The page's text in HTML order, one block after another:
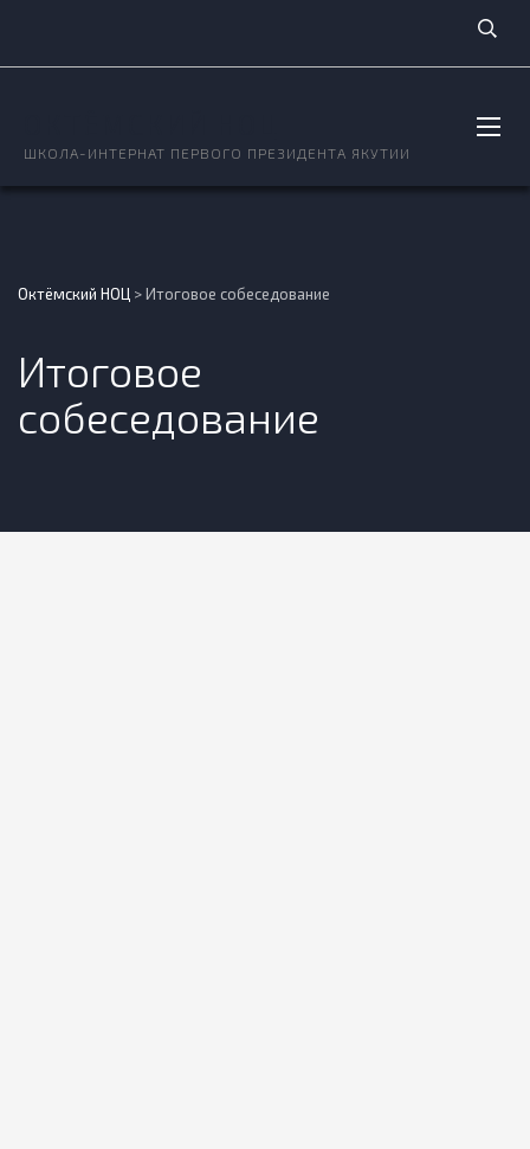
ШКОЛА-ИНТЕРНАТ ПЕРВОГО ПРЕЗИДЕНТА ЯКУТИИ
Октёмский НОЦ >Итоговое собеседование
Итоговое
собеседование